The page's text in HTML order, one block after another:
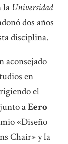
la Universidad
dos años
disciplina.
aconsejado
en
el
aEero
«Diseño
Chair» y la